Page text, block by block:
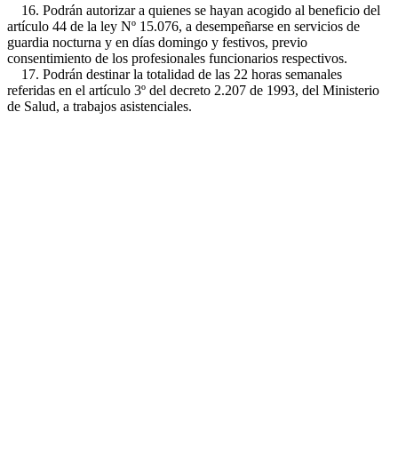
16. Podrán autorizar a quienes se hayan acogido al beneficio del
artículo 44 de la ley Nº 15.076, a desempeñarse en servicios de
guardia nocturna y en días domingo y festivos, previo
consentimiento de los profesionales funcionarios respectivos.
17. Podrán destinar la totalidad de las 22 horas semanales
referidas en el artículo 3º del decreto 2.207 de 1993, del Ministerio
de Salud, a trabajos asistenciales.